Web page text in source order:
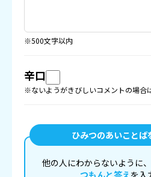
※500文字以内
辛口
※ないようがきびしいコメントの場合
ひみつのあいことば
他の人にわからないように、